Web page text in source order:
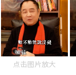
点击图片放大